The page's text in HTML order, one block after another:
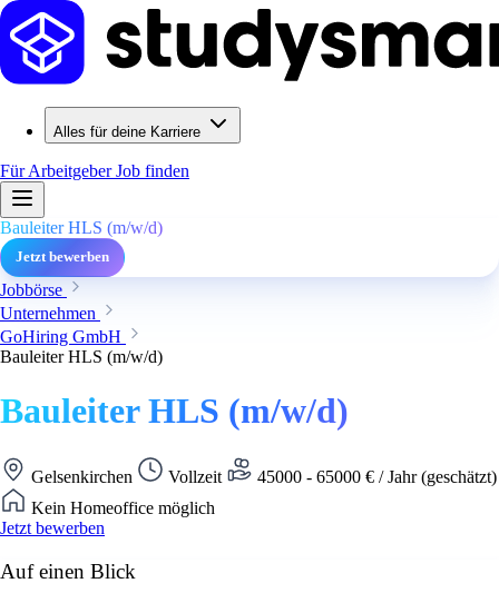
Alles für deine Karriere
Für ArbeitgeberJob finden
Bauleiter HLS (m/w/d)
Jetzt bewerben
Jobbörse
Unternehmen
GoHiring GmbH
Bauleiter HLS (m/w/d)
Bauleiter HLS (m/w/d)
Gelsenkirchen Vollzeit
45000 - 65000 € / Jahr (geschätzt)
Kein Homeoffice möglich
Jetzt bewerben
Auf einen Blick